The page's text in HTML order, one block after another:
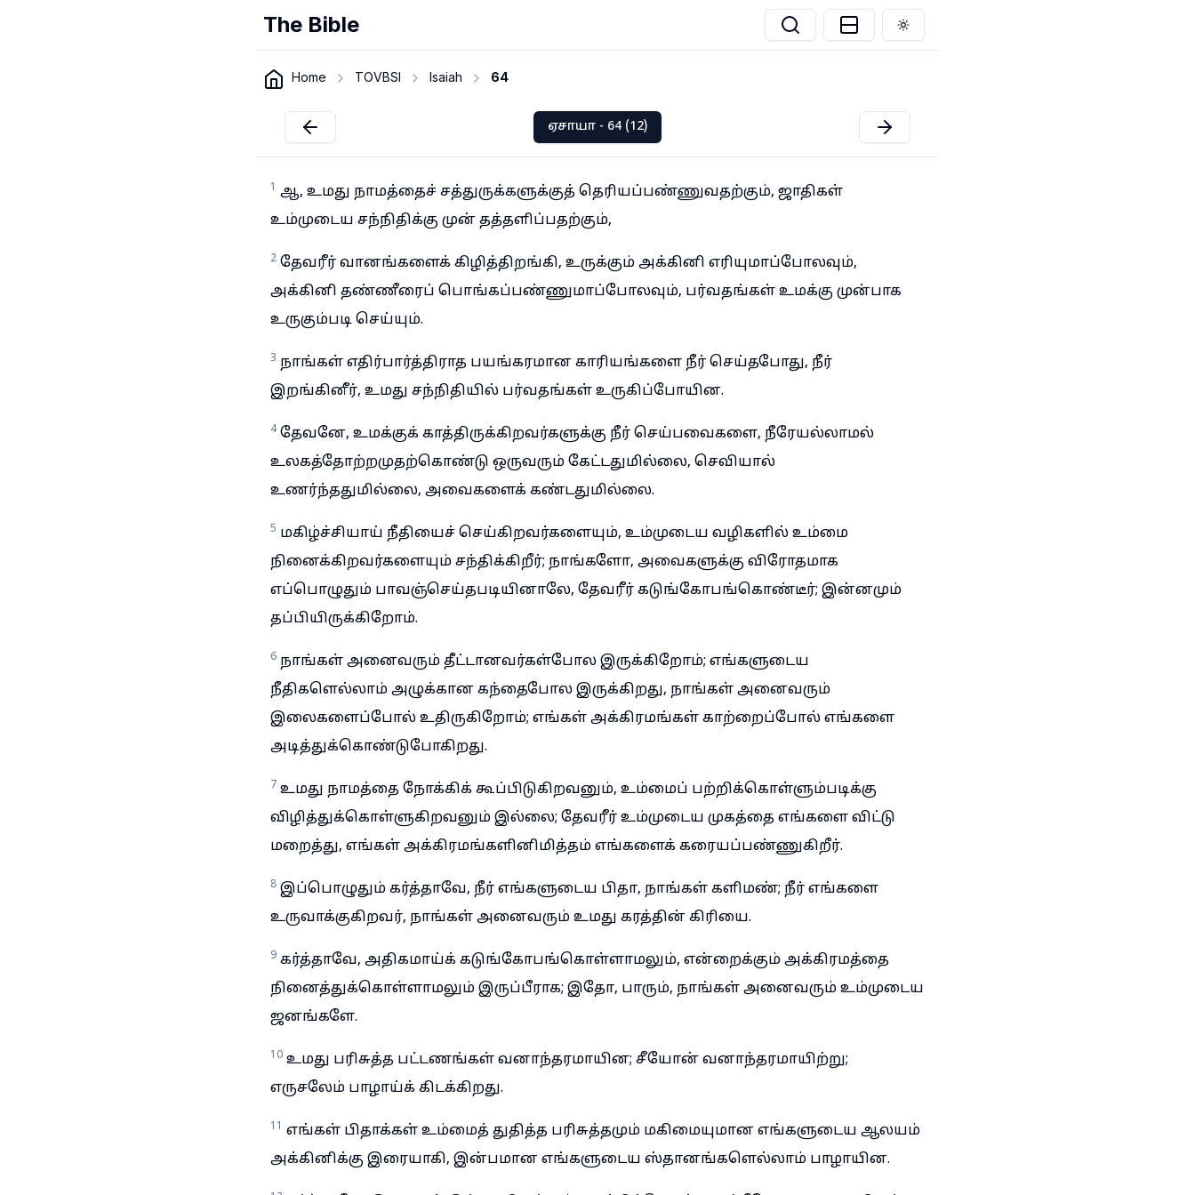
The Bible Toggle theme
Home TOVBSI Isaiah 64
ஏசாயா - 64 (12)
1 ஆ, உமது நாமத்தைச் சத்துருக்களுக்குத் தெரியப்பண்ணுவதற்கும், ஜாதிகள்
உம்முடைய சந்நிதிக்கு முன் தத்தளிப்பதற்கும்,
2 தேவரீர் வானங்களைக் கிழித்திறங்கி, உருக்கும் அக்கினி எரியுமாப்போலவும்,
அக்கினி தண்ணீரைப் பொங்கப்பண்ணுமாப்போலவும், பர்வதங்கள் உமக்கு முன்பாக
உருகும்படி செய்யும்.
3 நாங்கள் எதிர்பார்த்திராத பயங்கரமான காரியங்களை நீர் செய்தபோது, நீர்
இறங்கினீர், உமது சந்நிதியில் பர்வதங்கள் உருகிப்போயின.
4 தேவனே, உமக்குக் காத்திருக்கிறவர்களுக்கு நீர் செய்பவைகளை, நீரேயல்லாமல்
உலகத்தோற்றமுதற்கொண்டு ஒருவரும் கேட்டதுமில்லை, செவியால்
உணர்ந்ததுமில்லை, அவைகளைக் கண்டதுமில்லை.
5 மகிழ்ச்சியாய் நீதியைச் செய்கிறவர்களையும், உம்முடைய வழிகளில் உம்மை
நினைக்கிறவர்களையும் சந்திக்கிறீர்; நாங்களோ, அவைகளுக்கு விரோதமாக
எப்பொழுதும் பாவஞ்செய்தபடியினாலே, தேவரீர் கடுங்கோபங்கொண்டீர்; இன்னமும்
தப்பியிருக்கிறோம்.
6 நாங்கள் அனைவரும் தீட்டானவர்கள்போல இருக்கிறோம்; எங்களுடைய
நீதிகளெல்லாம் அழுக்கான கந்தைபோல இருக்கிறது, நாங்கள் அனைவரும்
இலைகளைப்போல் உதிருகிறோம்; எங்கள் அக்கிரமங்கள் காற்றைப்போல் எங்களை
அடித்துக்கொண்டுபோகிறது.
7 உமது நாமத்தை நோக்கிக் கூப்பிடுகிறவனும், உம்மைப் பற்றிக்கொள்ளும்படிக்கு
விழித்துக்கொள்ளுகிறவனும் இல்லை; தேவரீர் உம்முடைய முகத்தை எங்களை விட்டு
மறைத்து, எங்கள் அக்கிரமங்களினிமித்தம் எங்களைக் கரையப்பண்ணுகிறீர்.
8 இப்பொழுதும் கர்த்தாவே, நீர் எங்களுடைய பிதா, நாங்கள் களிமண்; நீர் எங்களை
உருவாக்குகிறவர், நாங்கள் அனைவரும் உமது கரத்தின் கிரியை.
9 கர்த்தாவே, அதிகமாய்க் கடுங்கோபங்கொள்ளாமலும், என்றைக்கும் அக்கிரமத்தை
நினைத்துக்கொள்ளாமலும் இருப்பீராக; இதோ, பாரும், நாங்கள் அனைவரும் உம்முடைய
ஜனங்களே.
10 உமது பரிசுத்த பட்டணங்கள் வனாந்தரமாயின; சீயோன் வனாந்தரமாயிற்று;
எருசலேம் பாழாய்க் கிடக்கிறது.
11 எங்கள் பிதாக்கள் உம்மைத் துதித்த பரிசுத்தமும் மகிமையுமான எங்களுடைய ஆலயம்
அக்கினிக்கு இரையாகி, இன்பமான எங்களுடைய ஸ்தானங்களெல்லாம் பாழாயின.